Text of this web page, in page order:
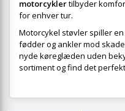
motorcyklertilbyder
for enhver tur.
Motorcykel støvler spiller
fødder og ankler mod
nyde køreglæden uden
sortiment og find det